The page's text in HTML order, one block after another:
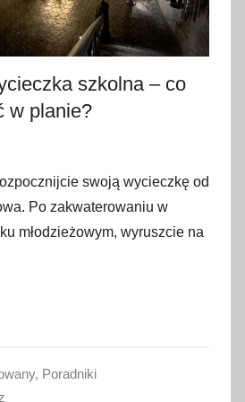
szkolna – co
w planie?
swoją wycieczkę od
Po zakwaterowaniu w
młodzieżowym, wyruszcie na
, Poradniki